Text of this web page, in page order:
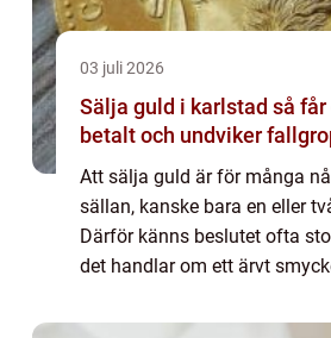
03 juli 2026
Sälja guld i karlstad så får du bäst
betalt och undviker
Att sälja guld är för många
sällan, kanske bara en eller
Därför känns beslutet ofta
det handlar om ett ärvt
botten av byrålådan. Den